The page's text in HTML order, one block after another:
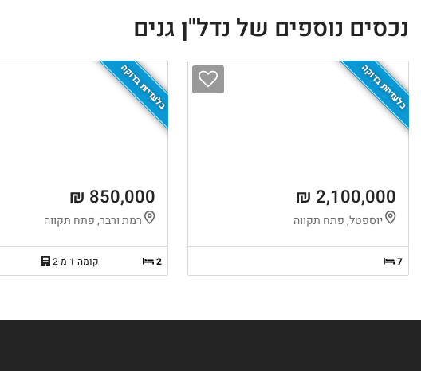
נכסים נוספים של נדל"ן גנים
בלעדיות בדוקה
2,100,000 ₪
יוספטל, פתח תקווה
7
בלעדיות בדוקה
850,000 ₪
רמת ורבר, פתח תקווה
2 קומה 1 מ-2